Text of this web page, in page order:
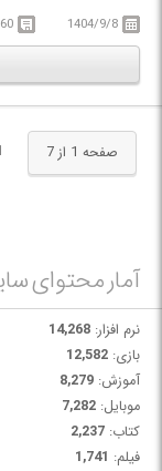
ساختاردهی،
شیوه‌های رایج در صنعت
طریق پیاده‌سازی واقعی
1404/9/8
صفحه 1 از 7
آمار محتوای
نرم افزار: 14,268
بازی: 12,582
آموزش: 8,279
موبایل: 7,282
کتاب: 2,237
فیلم: 1,741